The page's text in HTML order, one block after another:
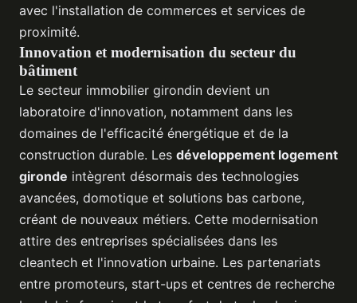
avec l'installation de commerces et services de
proximité.
Innovation et modernisation du secteur du
bâtiment
Le secteur immobilier girondin devient un
laboratoire d'innovation, notamment dans les
domaines de l'efficacité énergétique et de la
construction durable. Les développement logement
gironde intègrent désormais des technologies
avancées, domotique et solutions bas carbone,
créant de nouveaux métiers. Cette modernisation
attire des entreprises spécialisées dans les
cleantech et l'innovation urbaine. Les partenariats
entre promoteurs, start-ups et centres de recherche